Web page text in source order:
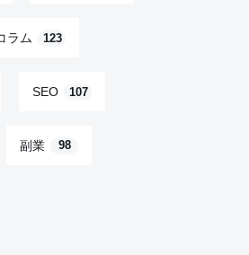
ラム 123
SEO 107
副業 98